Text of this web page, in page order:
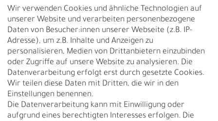
Vertrag widerrufen
UNTERNEHMEN
Nachhaltigkeit
Kontakt
Über uns
Rückgabe
Gürtelgröße messen
Wir verwenden Cookies und ähnliche Technologien auf
unserer Website und verarbeiten personenbezogene
Daten von Besucher:innen unserer Webseite (z.B. IP-
Adresse), um z.B. Inhalte und Anzeigen zu
personalisieren, Medien von Drittanbietern einzubinden
oder Zugriffe auf unsere Website zu analysieren. Die
Datenverarbeitung erfolgt erst durch gesetzte Cookies.
Wir teilen diese Daten mit Dritten, die wir in den
Einstellungen benennen.
Die Datenverarbeitung kann mit Einwilligung oder
aufgrund eines berechtigten Interesses erfolgen. Die